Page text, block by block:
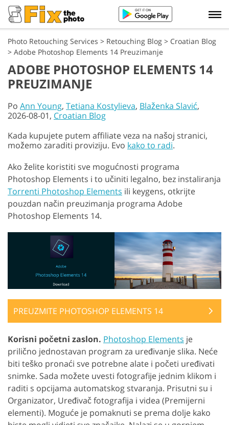
Photo Retouching Services > Retouching Blog > Croatian Blog
> Adobe Photoshop Elements 14 Preuzimanje
ADOBE PHOTOSHOP ELEMENTS 14
PREUZIMANJE
Po Ann Young, Tetiana Kostylieva, Blaženka Slavić,
2026-08-01, Croatian Blog
Kada kupujete putem affiliate veza na našoj stranici,
možemo zaraditi proviziju. Evo kako to radi.
Ako želite koristiti sve mogućnosti programa
Photoshop Elements i to učiniti legalno, bez instaliranja
Torrenti Photoshop Elements ili keygens, otkrijte
pouzdan način preuzimanja programa Adobe
Photoshop Elements 14.
PREUZMITE PHOTOSHOP ELEMENTS 14
Korisni početni zaslon. Photoshop Elements je
prilično jednostavan program za uređivanje slika. Neće
biti teško pronaći sve potrebne alate i početi uređivati
snimke. Sada možete uvesti fotografije jednim klikom i
raditi s opcijama automatskog stvaranja. Prisutni su i
Organizator, Uređivač fotografija i videa (Premijerni
elementi). Moguće je pomaknuti se prema dolje kako